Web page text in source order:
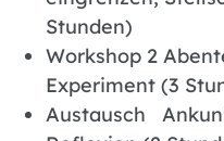
Stunden)
Workshop 2
Experiment (3
Austausch